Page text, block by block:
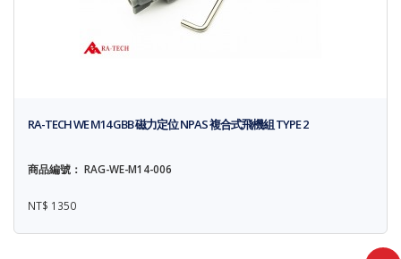
RA-TECH WE M14 GBB 磁力定位 NPAS 複合式飛機組 TYPE 2
商品編號： RAG-WE-M14-006
NT$ 1350